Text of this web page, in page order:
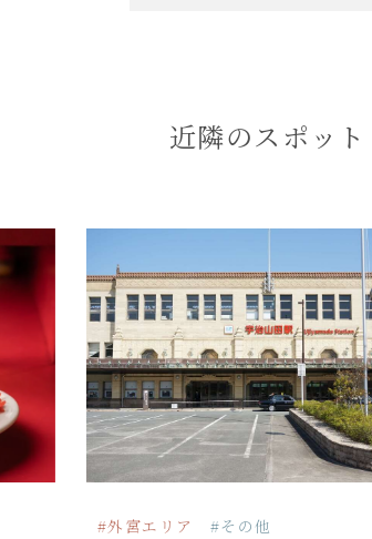
近隣のスポット
#外宮エリア #その他